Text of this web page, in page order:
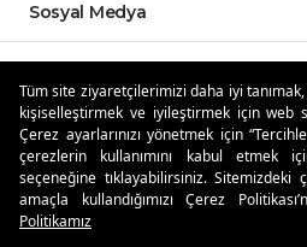
Tüm site ziyaretçilerimizi daha iyi
kişiselleştirmek ve iyileştirmek için web
Çerez ayarlarınızı yönetmek için
çerezlerin kullanımını kabul etmek
seçeneğine tıklayabilirsiniz.
amaçla kullandığımızı Çerez
Politikamız
Sosyal Medya
Özdilekteyim'de Taksit Avantajları
Güvenli Alışveriş